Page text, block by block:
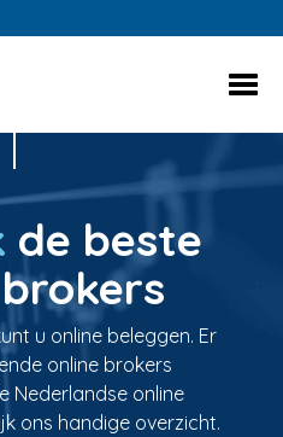
de beste
u online beleggen. Er
online brokers
Nederlandse online
ons handige overzicht.